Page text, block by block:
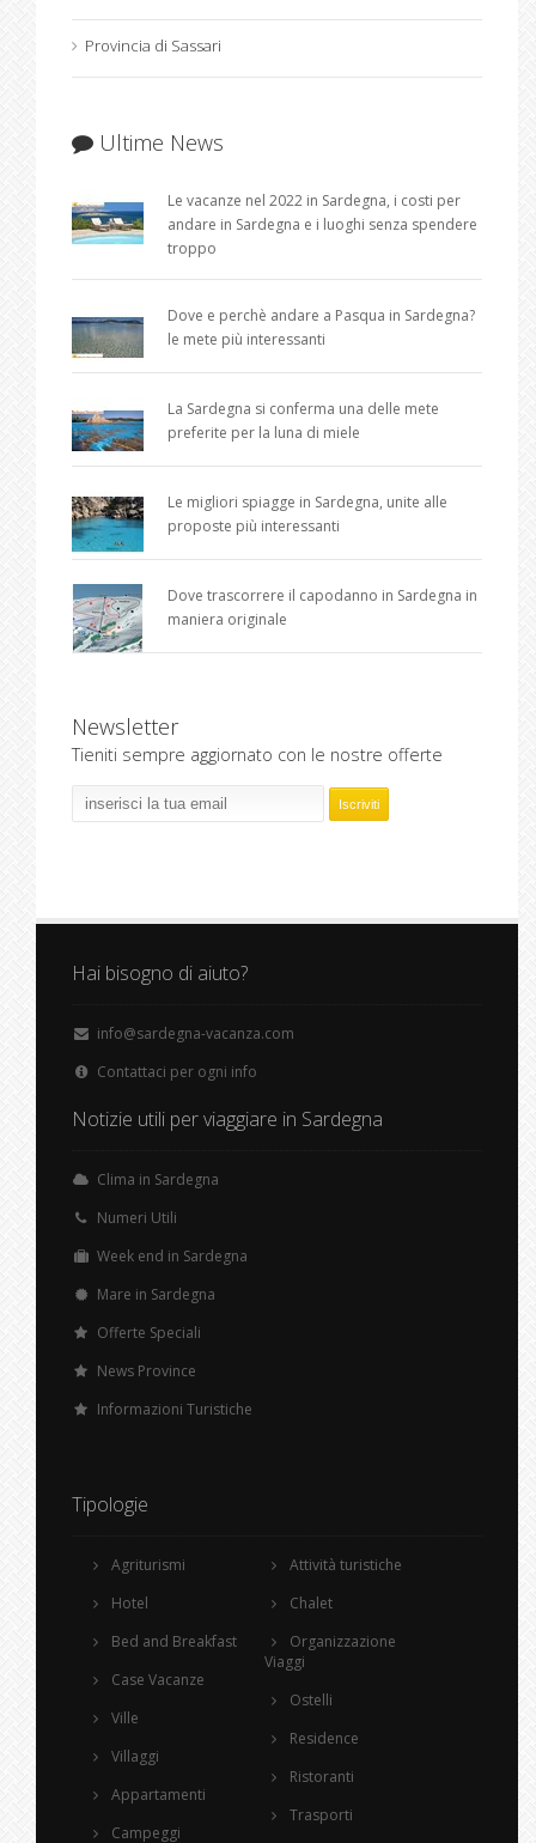
Provincia di Sassari
Ultime News
Le vacanze nel 2022 in Sardegna, i costi per
andare in Sardegna e i luoghi senza spendere
troppo
Dove e perchè andare a Pasqua in Sardegna?
le mete più interessanti
La Sardegna si conferma una delle mete
preferite per la luna di miele
Le migliori spiagge in Sardegna, unite alle
proposte più interessanti
Dove trascorrere il capodanno in Sardegna in
maniera originale
Newsletter
Tieniti sempre aggiornato con le nostre offerte
Hai bisogno di aiuto?
info@sardegna-vacanza.com
Contattaci per ogni info
Notizie utili per viaggiare in Sardegna
Clima in Sardegna
Numeri Utili
Week end in Sardegna
Mare in Sardegna
Offerte Speciali
News Province
Informazioni Turistiche
Tipologie
Agriturismi
Hotel
Bed and Breakfast
Case Vacanze
Ville
Villaggi
Appartamenti
Campeggi
Attività turistiche
Chalet
Organizzazione
Viaggi
Ostelli
Residence
Ristoranti
Trasporti